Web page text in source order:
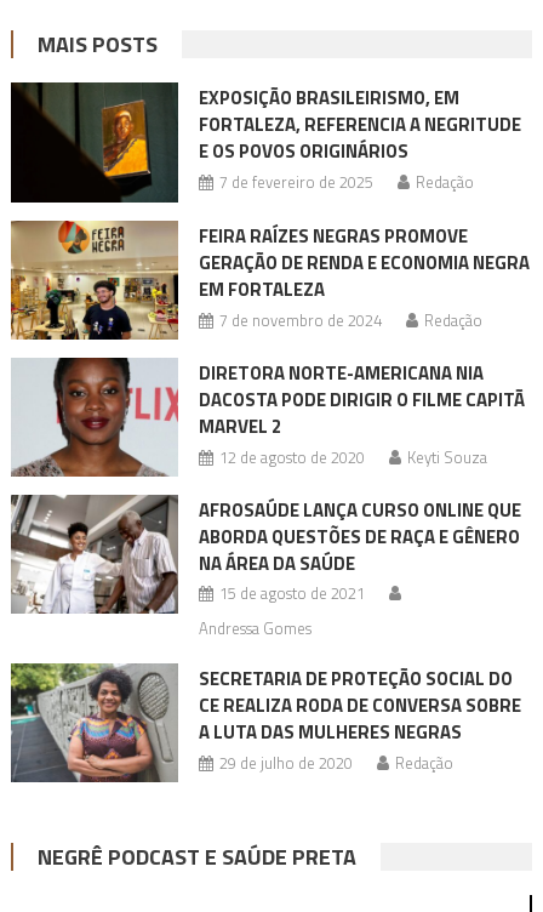
MAIS POSTS
EXPOSIÇÃO BRASILEIRISMO, EM
FORTALEZA, REFERENCIA A NEGRITUDE
E OS POVOS ORIGINÁRIOS
7 de fevereiro de 2025 Redação
FEIRA RAÍZES NEGRAS PROMOVE
GERAÇÃO DE RENDA E ECONOMIA NEGRA
EM FORTALEZA
7 de novembro de 2024 Redação
DIRETORA NORTE-AMERICANA NIA
DACOSTA PODE DIRIGIR O FILME CAPITÃ
MARVEL 2
12 de agosto de 2020 Keyti Souza
AFROSAÚDE LANÇA CURSO ONLINE QUE
ABORDA QUESTÕES DE RAÇA E GÊNERO
NA ÁREA DA SAÚDE
15 de agosto de 2021
Andressa Gomes
SECRETARIA DE PROTEÇÃO SOCIAL DO
CE REALIZA RODA DE CONVERSA SOBRE
A LUTA DAS MULHERES NEGRAS
29 de julho de 2020 Redação
NEGRÊ PODCAST E SAÚDE PRETA